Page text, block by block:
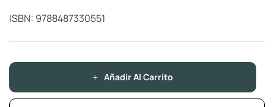
ISBN: 9788487330551
Añadir Al Carrito